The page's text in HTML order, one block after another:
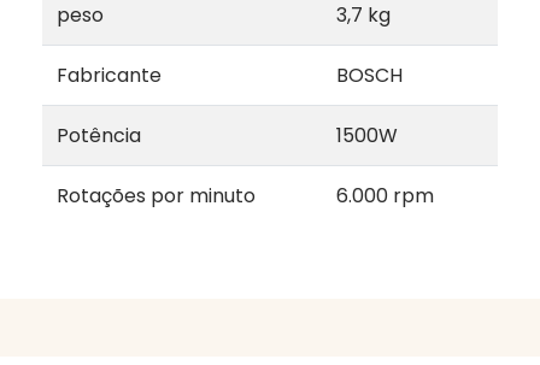
peso 3,7 kg
Fabricante BOSCH
Potência 1500W
Rotações por minuto 6.000 rpm